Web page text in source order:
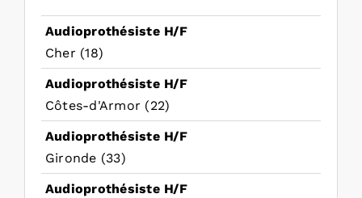
Audioprothésiste H/F
Cher (18)
Audioprothésiste H/F
Côtes-d'Armor (22)
Audioprothésiste H/F
Gironde (33)
Audioprothésiste H/F